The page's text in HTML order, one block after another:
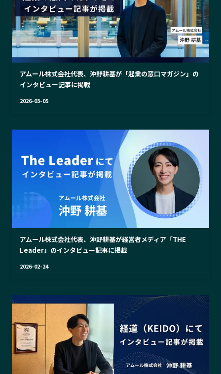
アムール株式会社代表、沖野耕基が「起業の窓口マガジン」の
インタビュー記事に掲載
2026-03-05
アムール株式会社代表、沖野耕基が経営者メディア「THE
Leader」のインタビュー記事に掲載
2026-02-24